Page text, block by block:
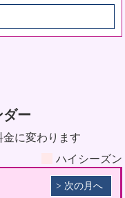
ダー
に変わります
ハイシーズン